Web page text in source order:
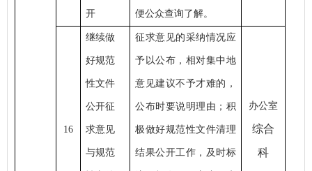
开 便公众查询了解。
16
继续做
好规范
性文件
公开征
求意见
与规范
征求意见的采纳情况应
予以公布，相对集中地
意见建议不予才难的，
公布时要说明理由；积
极做好规范性文件清理
结果公开工作，及时标
办公室
综合
科